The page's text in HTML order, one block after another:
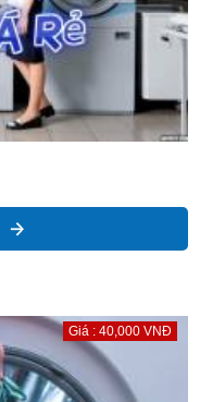
Giá : 40,000 VNĐ